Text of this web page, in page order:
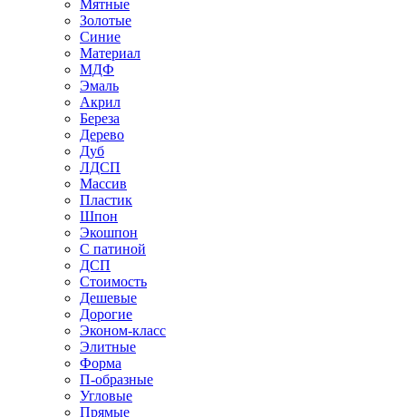
Мятные
Золотые
Синие
Материал
МДФ
Эмаль
Акрил
Береза
Дерево
Дуб
ЛДСП
Массив
Пластик
Шпон
Экошпон
С патиной
ДСП
Стоимость
Дешевые
Дорогие
Эконом-класс
Элитные
Форма
П-образные
Угловые
Прямые